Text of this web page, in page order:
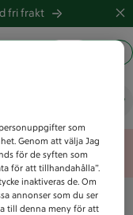
fri frakt
som
Genom att välja Jag
för de syften som
för att tillhandahålla”.
inaktiveras de. Om
annonser som du ser
till denna meny för att